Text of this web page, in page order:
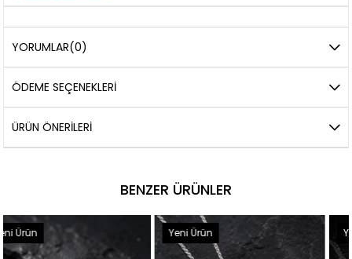
YORUMLAR(0)
ÖDEME SEÇENEKLERI
ÜRÜN ÖNERILERI
BENZER ÜRÜNLER
Yeni Ürün Yeni Ürün